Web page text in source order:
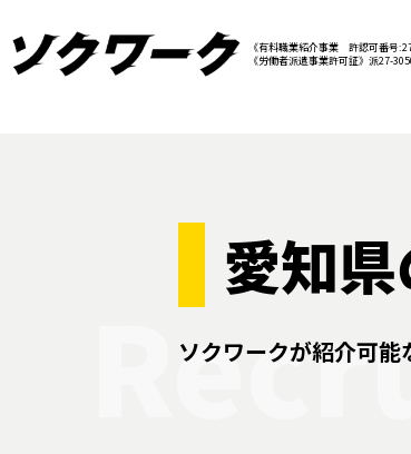
《有料職業紹介事業 許認可番号
《労働者派遣事業許可証》派27-
愛知
ソクワークが紹介可能